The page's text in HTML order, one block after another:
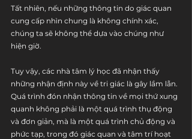
Tất nhiên, nếu những thông tin do giác quan
cung cấp nhìn chung là không chính xác,
chúng ta sẽ không thể dựa vào chúng như
hiện giờ.
Tuy vậy, các nhà tâm lý học đã nhận thấy
những nhận định này về tri giác là gây lầm lẫn.
Quá trình đón nhận thông tin về mọi thứ xung
quanh không phải là một quá trình thụ động
và đơn giản, mà là một quá trình chủ động và
phức tạp, trong đó giác quan và tâm trí hoạt